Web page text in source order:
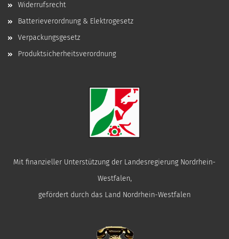
Widerrufsrecht
Batterieverordnung & Elektrogesetz
Verpackungsgesetz
Produktsicherheitsverordnung
Mit finanzieller Unterstützung der Landesregierung Nordrhein-
Westfalen,
gefördert durch das Land Nordrhein-Westfalen